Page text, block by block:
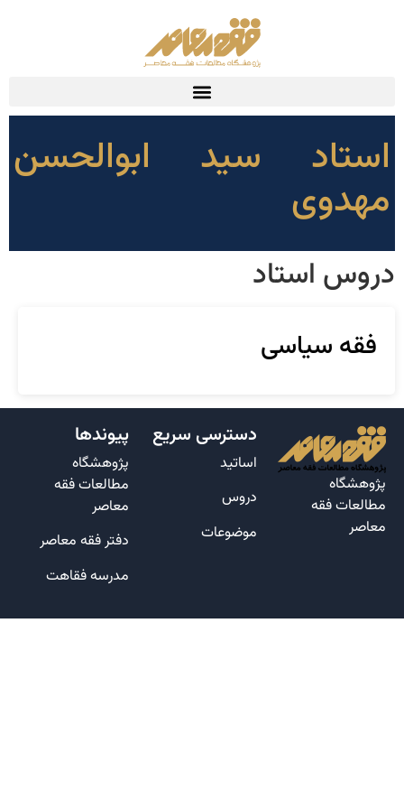
استاد سید ابوالحسن
مهدوی
دروس استاد
فقه سیاسی
پژوهشگاه
مطالعات فقه
معاصر
دسترسی سریع
اساتید
دروس
موضوعات
پیوندها
پژوهشگاه
مطالعات فقه
معاصر
دفتر فقه معاصر
مدرسه فقاهت